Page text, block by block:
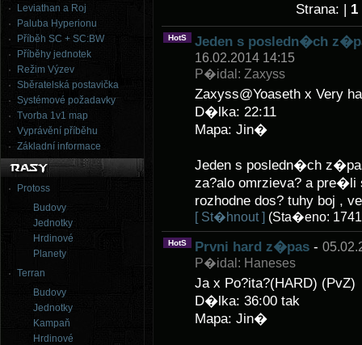
Leviathan a Roj
Paluba Hyperionu
Příběh SC + SC:BW
Příběhy jednotek
Režim Výzev
Sběratelská postavička
Systémové požadavky
Tvorba 1v1 map
Vyprávění příběhu
Základní informace
Protoss
Budovy
Jednotky
Hrdinové
Planety
Terran
Budovy
Jednotky
Kampaň
Hrdinové
Strana: | 1
HotS Jeden s posledn�ch
16.02.2014 14:15
P�idal: Zaxyss
Zaxyss@Yoaseth x Very
D�lka: 22:11
Mapa: Jin�
Jeden s posledn�ch
za?alo omrzieva? a pre�li
rozhodne dos? tuhy boj ,
[ St�hnout ] (Sta�eno:
HotS Prvni hard z�pas -
P�idal: Haneses
Ja x Po?ita?(HARD) (PvZ)
D�lka: 36:00 tak
Mapa: Jin�